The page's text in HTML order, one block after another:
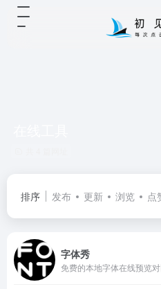
排序 发布 更新 浏览 点
字体秀
免费的本地字体在线预览